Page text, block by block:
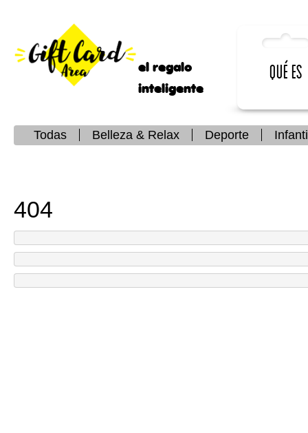
el regalo
inteligente
Qué es
Todas Belleza & Relax Deporte
404